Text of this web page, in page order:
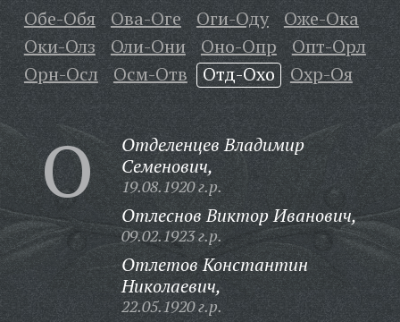
Обе-Обя Ова-Оге Оги-Оду
Оже-Ока
Оки-Олз
Оли-Они Оно-Опр
Опт-Орл
Орн-Осл
Осм-Отв Отд-Охо Охр-Оя
О
Отделенцев Владимир
Семенович,
19.08.1920 г.р.
Отлеснов Виктор Иванович,
09.02.1923 г.р.
Отлетов Константин
Николаевич,
22.05.1920 г.р.